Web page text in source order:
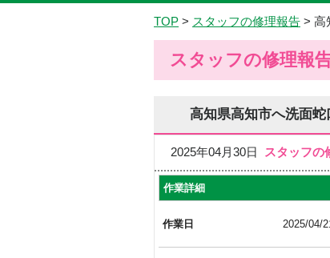
TOP > スタッフの修理報告 > 高
スタッフの修理報
高知県高知市へ洗面蛇
2025年04月30日 スタッフの
作業詳細
作業日 2025/04/